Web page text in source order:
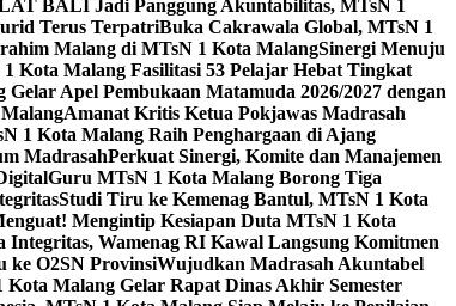
BALI Jadi Panggung Akuntabilitas, MTsN 1
Terus TerpatriBuka Cakrawala Global, MTsN 1
Malang di MTsN 1 Kota MalangSinergi Menuju
Kota Malang Fasilitasi 53 Pelajar Hebat Tingkat
Apel Pembukaan Matamuda 2026/2027 dengan
Amanat Kritis Ketua Pokjawas Madrasah
1 Kota Malang Raih Penghargaan di Ajang
MadrasahPerkuat Sinergi, Komite dan Manajemen
Guru MTsN 1 Kota Malang Borong Tiga
Studi Tiru ke Kemenag Bantul, MTsN 1 Kota
Mengintip Kesiapan Duta MTsN 1 Kota
Integritas, Wamenag RI Kawal Langsung Komitmen
ke O2SN ProvinsiWujudkan Madrasah Akuntabel
Malang Gelar Rapat Dinas Akhir Semester